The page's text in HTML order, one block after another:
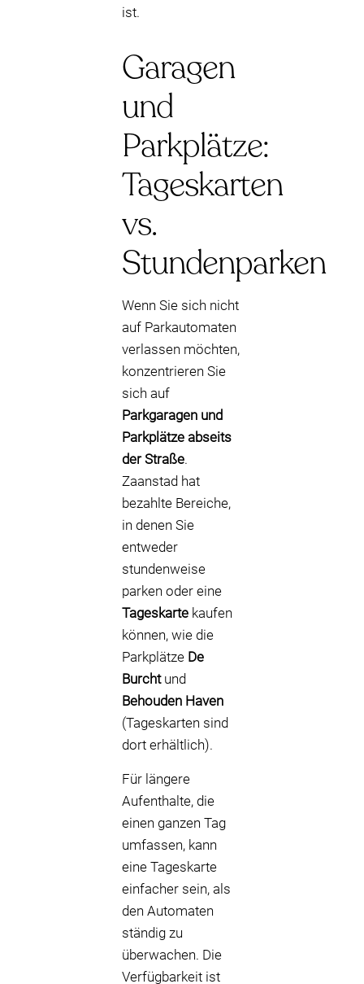
ist.
Garagen
und
Parkplätze:
Tageskarten
vs.
Stundenparken
Wenn Sie sich nicht
auf Parkautomaten
verlassen möchten,
konzentrieren Sie
sich auf
Parkgaragen und
Parkplätze abseits
der Straße.
Zaanstad hat
bezahlte Bereiche,
in denen Sie
entweder
stundenweise
parken oder eine
Tageskarte kaufen
können, wie die
Parkplätze De
Burchtund
Behouden Haven
(Tageskarten sind
dort erhältlich).
Für längere
Aufenthalte, die
einen ganzen Tag
umfassen, kann
eine Tageskarte
einfacher sein, als
den Automaten
ständig zu
überwachen. Die
Verfügbarkeit ist